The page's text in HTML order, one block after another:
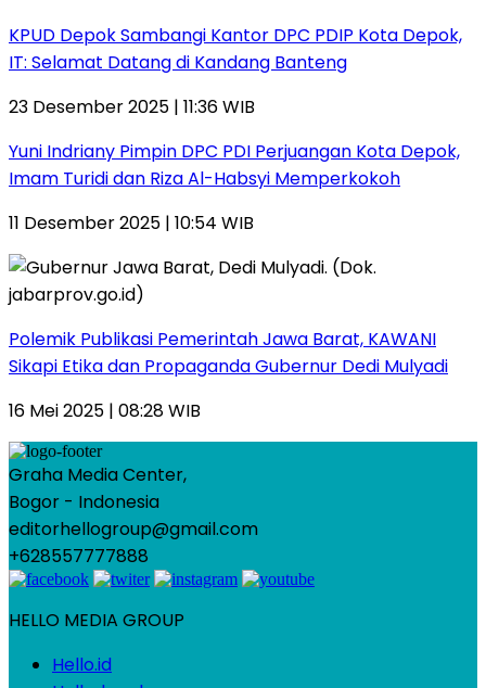
KPUD Depok Sambangi Kantor DPC PDIP Kota Depok,
IT: Selamat Datang di Kandang Banteng
23 Desember 2025 | 11:36 WIB
Yuni Indriany Pimpin DPC PDI Perjuangan Kota Depok,
Imam Turidi dan Riza Al-Habsyi Memperkokoh
11 Desember 2025 | 10:54 WIB
Polemik Publikasi Pemerintah Jawa Barat, KAWANI
Sikapi Etika dan Propaganda Gubernur Dedi Mulyadi
16 Mei 2025 | 08:28 WIB
Graha Media Center,
Bogor - Indonesia
editorhellogroup@gmail.com
+628557777888
HELLO MEDIA GROUP
Hello.id